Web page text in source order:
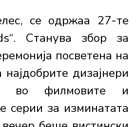
се одржаа 27-те
Станува збор за
посветена на
дизајнери
во филмовите и
серии за изминатата